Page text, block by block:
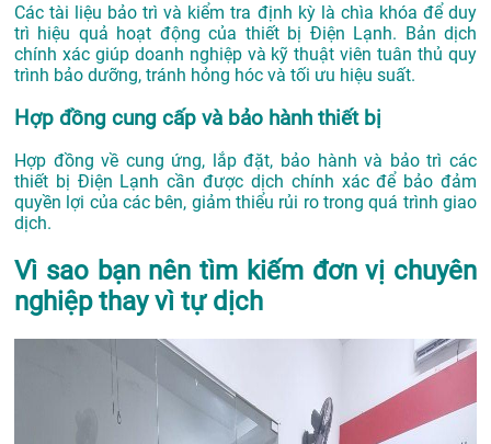
Các tài liệu bảo trì và kiểm tra định kỳ là chìa khóa để duy
trì hiệu quả hoạt động của thiết bị Điện Lạnh. Bản dịch
chính xác giúp doanh nghiệp và kỹ thuật viên tuân thủ quy
trình bảo dưỡng, tránh hỏng hóc và tối ưu hiệu suất.
Hợp đồng cung cấp và bảo hành thiết bị
Hợp đồng về cung ứng, lắp đặt, bảo hành và bảo trì các
thiết bị Điện Lạnh cần được dịch chính xác để bảo đảm
quyền lợi của các bên, giảm thiểu rủi ro trong quá trình giao
dịch.
Vì sao bạn nên tìm kiếm đơn vị chuyên
nghiệp thay vì tự dịch